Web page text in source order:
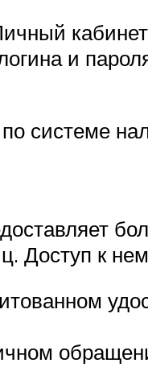
и
системе
Доступ к